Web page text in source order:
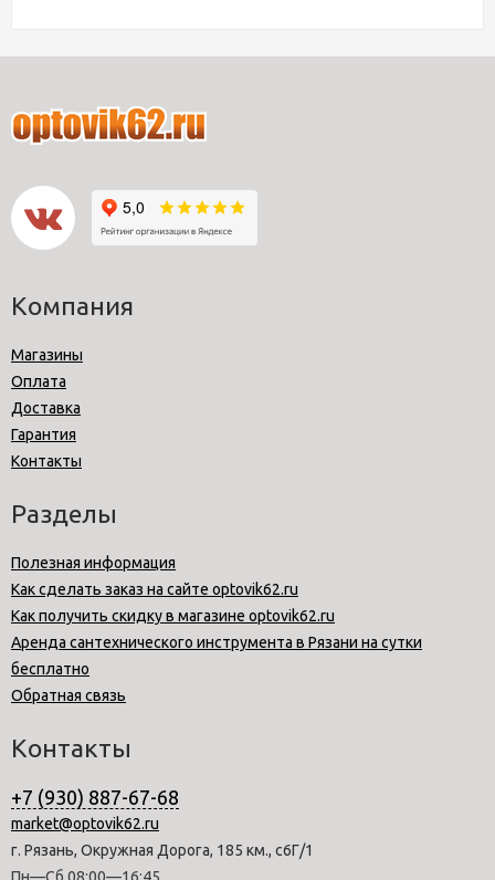
Компания
Магазины
Оплата
Доставка
Гарантия
Контакты
Разделы
Полезная информация
Как сделать заказ на сайте optovik62.ru
Как получить скидку в магазине optovik62.ru
Аренда сантехнического инструмента в Рязани на сутки
бесплатно
Обратная связь
Контакты
+7 (930) 887-67-68
market@optovik62.ru
г. Рязань, Окружная Дорога, 185 км., с6Г/1
Пн—Сб 08:00—16:45